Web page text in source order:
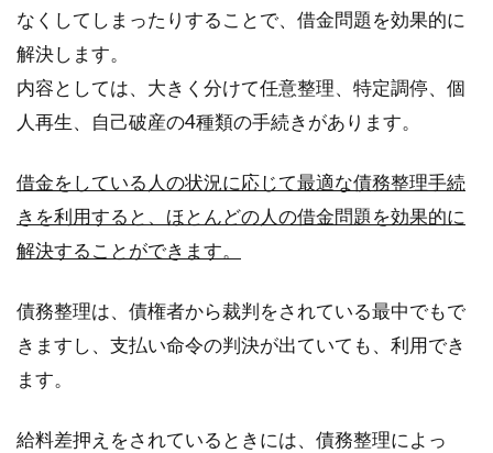
なくしてしまったりすることで、借金問題を効果的に
解決します。
内容としては、大きく分けて任意整理、特定調停、個
人再生、自己破産の4種類の手続きがあります。
借金をしている人の状況に応じて最適な債務整理手続
きを利用すると、ほとんどの人の借金問題を効果的に
解決することができます。
債務整理は、債権者から裁判をされている最中でもで
きますし、支払い命令の判決が出ていても、利用でき
ます。
給料差押えをされているときには、債務整理によっ